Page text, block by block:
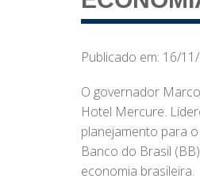
Publicado em: 16/
O governador
Hotel Mercure.
planejamento para
Banco do Brasil
economia brasileira.